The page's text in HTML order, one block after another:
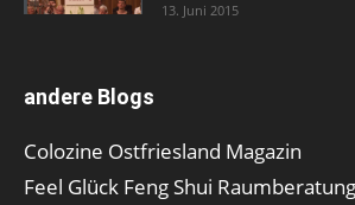
13. Juni 2015
andere Blogs
Colozine Ostfriesland Magazin
Feel Glück Feng Shui